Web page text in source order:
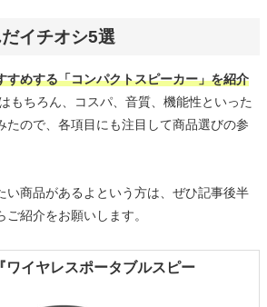
イチオシ5選
すめする「コンパクトスピーカー」を紹介
もちろん、コスパ、音質、機能性といった
たので、各項目にも注目して商品選びの参
い商品があるよという方は、ぜひ記事後半
紹介をお願いします。
ワイヤレスポータブルスピー